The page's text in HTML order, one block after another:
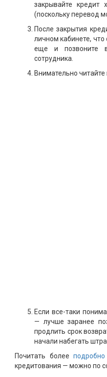
закрывайте
(поскольку перевод
После закрытия
личном кабинете,
еще и позвоните
сотрудника.
Внимательно
Если все-таки
— лучше заранее
продлить срок
начали набегать
Почитать более
кредитования — можно по